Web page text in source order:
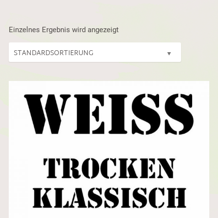
Einzelnes Ergebnis wird angezeigt